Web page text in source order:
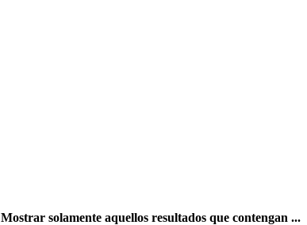
Mostrar solamente aquellos resultados que contengan ...